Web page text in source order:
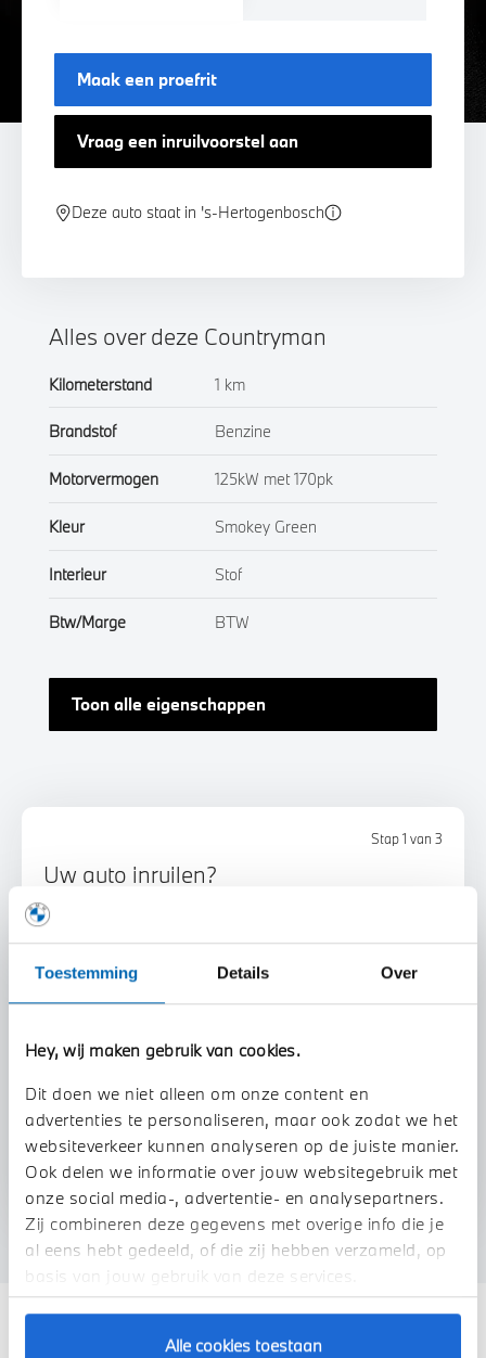
Toestemming Details Over
Hey, wij maken gebruik van cookies.
Dit doen we niet alleen om onze content en
advertenties te personaliseren, maar ook zodat we het
websiteverkeer kunnen analyseren op de juiste manier.
Ook delen we informatie over jouw websitegebruik met
onze social media-, advertentie- en analysepartners.
Zij combineren deze gegevens met overige info die je
al eens hebt gedeeld, of die zij hebben verzameld, op
basis van jouw gebruik van deze services.
Alle cookies toestaan
Maak een proefrit
Vraag een inruilvoorstel aan
Deze auto staat in 's-Hertogenbosch
Stap 1 van 3
Uw auto inruilen?
U vertelt meer over uw auto
We verrekenen de waarde van uw auto
Alles over deze Countryman
Kilometerstand 1 km
Brandstof Benzine
Motorvermogen 125kW met 170pk
Kleur Smokey Green
Interieur Stof
Btw/Marge BTW
Toon alle eigenschappen
Deze zijn vergelijkbaar